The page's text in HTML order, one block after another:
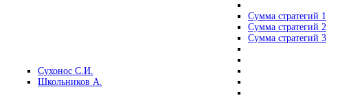
Сумма стратегий 1
Сумма стратегий 2
Сумма стратегий 3
Сухонос С.И.
Школьников А.